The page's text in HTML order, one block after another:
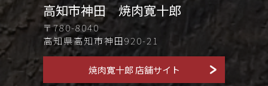
高知市神田 焼肉寛十郎
〒780-8040
高知県高知市神田920-21
焼肉寛十郎 店舗サイト